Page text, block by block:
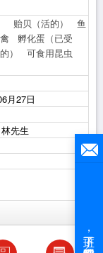
贻贝（活的）
鱼
孵化蛋（已受
）
可食用昆虫
月27日
先生